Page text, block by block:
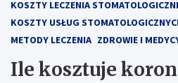
KOSZTY LECZENIA
KOSZTY USŁUG
METODY LECZENIA ZDROWIE I
Ile kosztuje